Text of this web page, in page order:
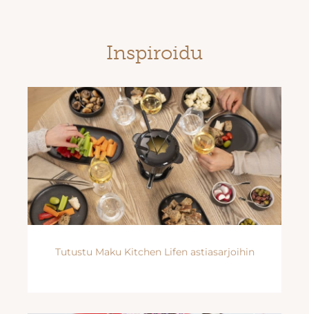
Inspiroidu
Tutustu Maku Kitchen Lifen astiasarjoihin